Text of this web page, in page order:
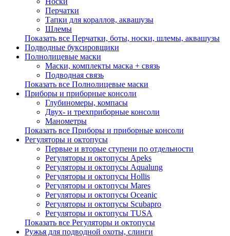
Перчатки
Тапки для кораллов, аквашузы
Шлемы
Показать все Перчатки, боты, носки, шлемы, аквашузы
Подводные буксировщики
Полнолицевые маски
Маски, комплекты маска + связь
Подводная связь
Показать все Полнолицевые маски
Приборы и приборные консоли
Глубиномеры, компасы
Двух- и трехприборные консоли
Манометры
Показать все Приборы и приборные консоли
Регуляторы и октопусы
Первые и вторые ступени по отдельности
Регуляторы и октопусы Apeks
Регуляторы и октопусы Aqualung
Регуляторы и октопусы Hollis
Регуляторы и октопусы Mares
Регуляторы и октопусы Oceanic
Регуляторы и октопусы Scubapro
Регуляторы и октопусы TUSA
Показать все Регуляторы и октопусы
Ружья для подводной охоты, слинги